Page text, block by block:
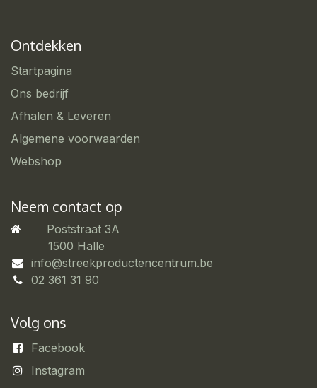
Ontdekken
Startpagina
Ons bedrijf
Afhalen & Leveren
Algemene voorwaarden
Webshop
Neem contact op
Poststraat 3A
​1500 Halle
info@streekproductencentrum.be
02 361 31 90
Volg ons
Facebook
Instagram